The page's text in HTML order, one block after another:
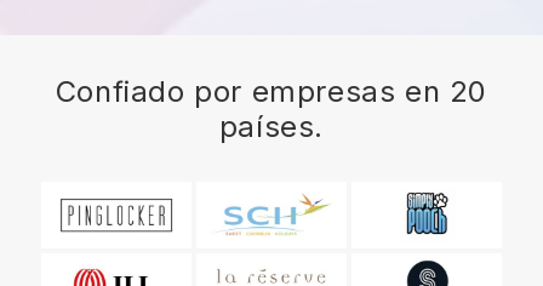
Confiado por empresas en 20
países.